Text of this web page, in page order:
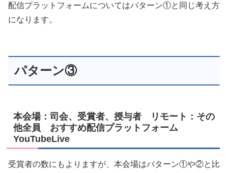
配信プラットフォームについてはパターン①と同じ考え方
になります。
パターン③
本会場：司会、受賞者、授与者 リモート：その
他全員 おすすめ配信プラットフォーム
YouTubeLive
受賞者の数にもよりますが、本会場はパターン①や②と比